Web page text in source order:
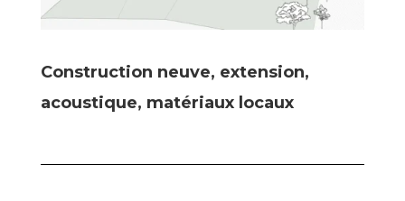
Construction neuve, extension,
acoustique, matériaux locaux